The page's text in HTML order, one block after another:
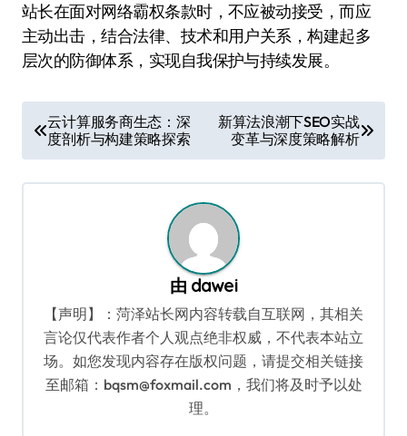
站长在面对网络霸权条款时，不应被动接受，而应
主动出击，结合法律、技术和用户关系，构建起多
层次的防御体系，实现自我保护与持续发展。
章
导
云计算服务商生态：深
度剖析与构建策略探索
新算法浪潮下SEO实战
变革与深度策略解析
由 dawei
【声明】：菏泽站长网内容转载自互联网，其相关
言论仅代表作者个人观点绝非权威，不代表本站立
场。如您发现内容存在版权问题，请提交相关链接
至邮箱：bqsm@foxmail.com，我们将及时予以处
理。